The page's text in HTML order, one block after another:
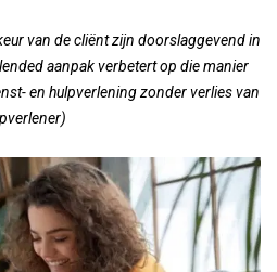
van de cliënt zijn doorslaggevend in
aanpak verbetert op die manier
en hulpverlening zonder verlies van